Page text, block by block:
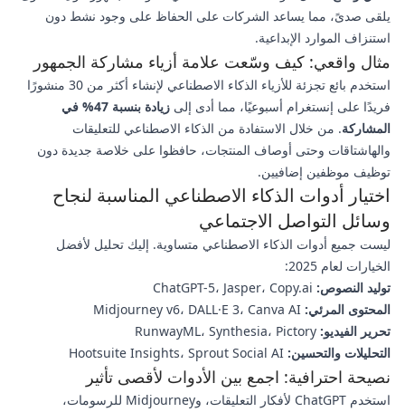
يلقى صدىً، مما يساعد الشركات على الحفاظ على وجود نشط دون
استنزاف الموارد الإبداعية.
مثال واقعي: كيف وسّعت علامة أزياء مشاركة الجمهور
استخدم بائع تجزئة للأزياء الذكاء الاصطناعي لإنشاء أكثر من 30 منشورًا
فريدًا على إنستغرام أسبوعيًا، مما أدى إلى
زيادة بنسبة 47% في
المشاركة. من خلال الاستفادة من الذكاء الاصطناعي للتعليقات
والهاشتاقات وحتى أوصاف المنتجات، حافظوا على خلاصة جديدة دون
توظيف موظفين إضافيين.
اختيار أدوات الذكاء الاصطناعي المناسبة لنجاح
وسائل التواصل الاجتماعي
ليست جميع أدوات الذكاء الاصطناعي متساوية. إليك تحليل لأفضل
الخيارات لعام 2025:
توليد النصوص:
المحتوى المرئي:
تحرير الفيديو:
التحليلات والتحسين:
نصيحة احترافية: اجمع بين الأدوات لأقصى تأثير
استخدم ChatGPT لأفكار التعليقات، وMidjourney للرسومات،